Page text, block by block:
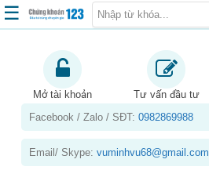
Trang chủ
Kiến thức chứng khoán
Kinh nghiệm đầu tư
Sản phẩm – dịch vụ
☰
Mở tài khoản Tư vấn đầu tư
Facebook / Zalo / SĐT:0982869988
Email/ Skype:vuminhvu68@gmail.com